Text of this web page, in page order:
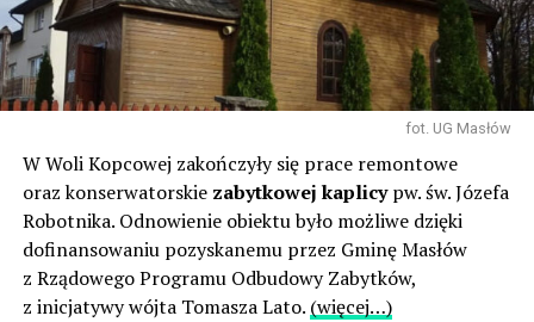
fot. UG Masłów
W Woli Kopcowej zakończyły się prace remontowe
oraz konserwatorskie zabytkowej kaplicypw. św. Józefa
Robotnika. Odnowienie obiektu było możliwe dzięki
dofinansowaniu pozyskanemu przez Gminę Masłów
z Rządowego Programu Odbudowy Zabytków,
z inicjatywy wójta Tomasza Lato. (więcej…)